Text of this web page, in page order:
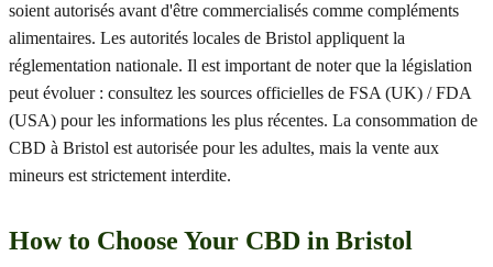
soient autorisés avant d'être commercialisés comme compléments
alimentaires. Les autorités locales de Bristol appliquent la
réglementation nationale. Il est important de noter que la législation
peut évoluer : consultez les sources officielles de FSA (UK) / FDA
(USA) pour les informations les plus récentes. La consommation de
CBD à Bristol est autorisée pour les adultes, mais la vente aux
mineurs est strictement interdite.
How to Choose Your CBD in Bristol